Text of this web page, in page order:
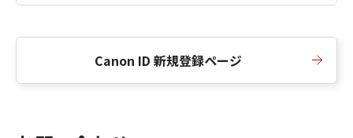
Canon ID 新規登録ページ